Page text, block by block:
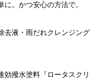
。かつ安心の方法で。
去液・雨だれクレンジング
効撥水塗料『ロータスクリ